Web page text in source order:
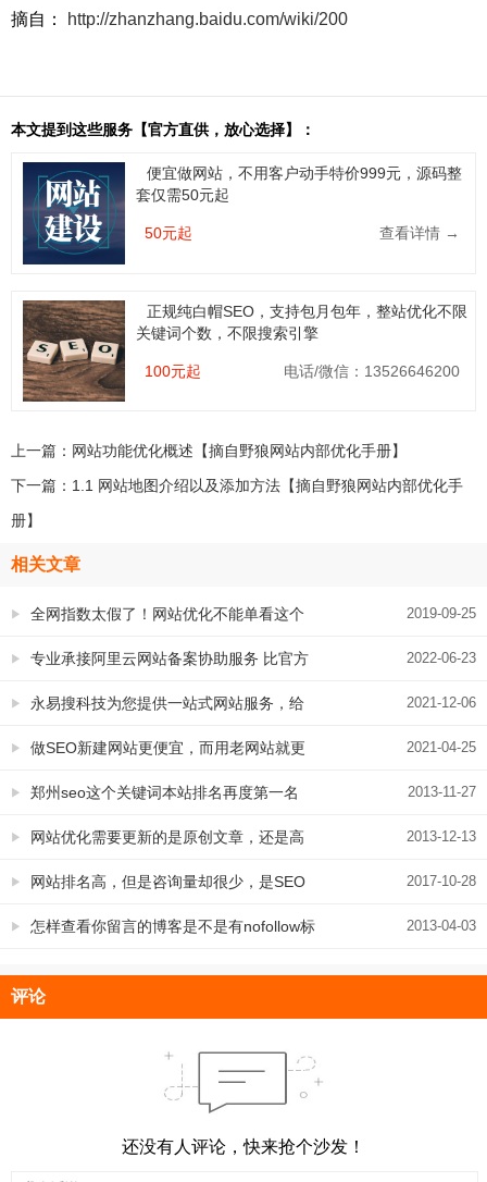
摘自： http://zhanzhang.baidu.com/wiki/200
本文提到这些服务【官方直供，放心选择】：
便宜做网站，不用客户动手特价999元，源码整
套仅需50元起
50元起 查看详情 →
正规纯白帽SEO，支持包月包年，整站优化不限
关键词个数，不限搜索引擎
100元起 电话/微信：13526646200
上一篇： 网站功能优化概述【摘自野狼网站内部优化手册】
下一篇： 1.1 网站地图介绍以及添加方法【摘自野狼网站内部优化手
册】
相关文章
2019-09-25
全网指数太假了！网站优化不能单看这个
指数，这样看才是正确姿势 2022-06-23
专业承接阿里云网站备案协助服务 比官方
服务更贴心 2021-12-06
永易搜科技为您提供一站式网站服务，给
您更好地体验 2021-04-25
做SEO新建网站更便宜，而用老网站就更
贵，是什么原因？ 2013-11-27
郑州seo这个关键词本站排名再度第一名
2013-12-13
网站优化需要更新的是原创文章，还是高
质量文章 2017-10-28
网站排名高，但是咨询量却很少，是SEO
效果不好，还是怎样？来看客户的聊天记 2013-04-03
怎样查看你留言的博客是不是有nofollow标
评论
还没有人评论，快来抢个沙发！